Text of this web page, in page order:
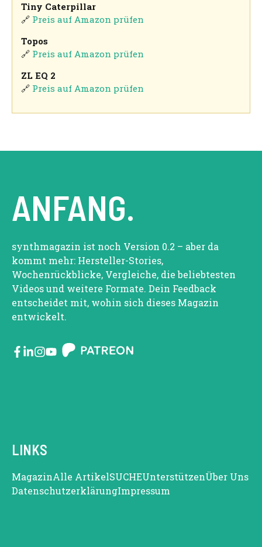
Tiny Caterpillar
🔗 Preis auf Amazon prüfen
Topos
🔗 Preis auf Amazon prüfen
ZL EQ 2
🔗 Preis auf Amazon prüfen
ANFANG.
synthmagazin ist noch Version 0.2 – aber da
kommt mehr: Hersteller-Stories,
Wochenrückblicke, Vergleiche, die beliebtesten
Videos und weitere Formate. Dein Feedback
entscheidet mit, wohin sich dieses Magazin
entwickelt.
LINKS
MagazinAlle ArtikelSUCHEUnterstützenÜber Uns
DatenschutzerklärungImpressum